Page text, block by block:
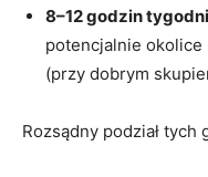
8–12 godzin
potencjalnie
(przy dobrym
Rozsądny podział